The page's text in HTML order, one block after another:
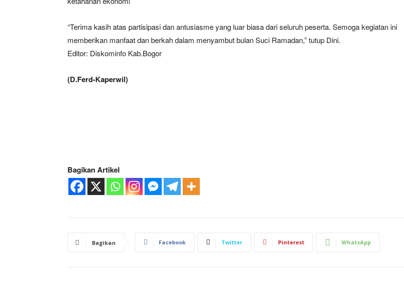
“Terima kasih atas partisipasi dan antusiasme yang luar biasa dari seluruh peserta. Semoga kegiatan ini
memberikan manfaat dan berkah dalam menyambut bulan Suci Ramadan,” tutup Dini.
Editor: Diskominfo Kab.Bogor
(D.Ferd-Kaperwil)
Bagikan Artikel
Bagikan Facebook Twitter Pinterest WhatsApp